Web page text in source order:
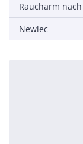
Newlec